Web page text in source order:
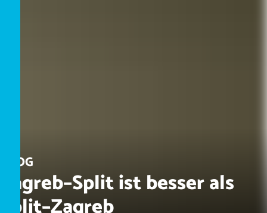
BLOG
Zagreb–Split ist besser als